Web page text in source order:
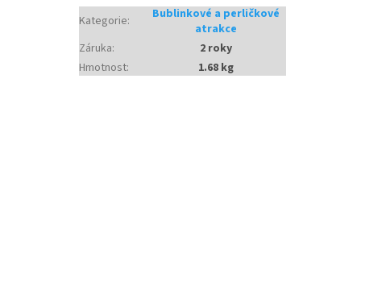
Kategorie:
Bublinkové a perličkové
atrakce
Záruka:
2 roky
Hmotnost: 1.68 kg